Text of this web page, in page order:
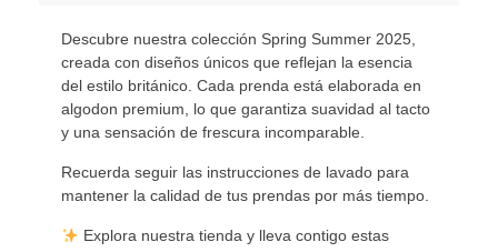
Descubre nuestra colección Spring Summer 2025,
creada con diseños únicos que reflejan la esencia
del estilo británico. Cada prenda está elaborada en
algodon premium, lo que garantiza suavidad al tacto
y una sensación de frescura incomparable.
Recuerda seguir las instrucciones de lavado para
mantener la calidad de tus prendas por más tiempo.
Explora nuestra tienda y lleva contigo estas